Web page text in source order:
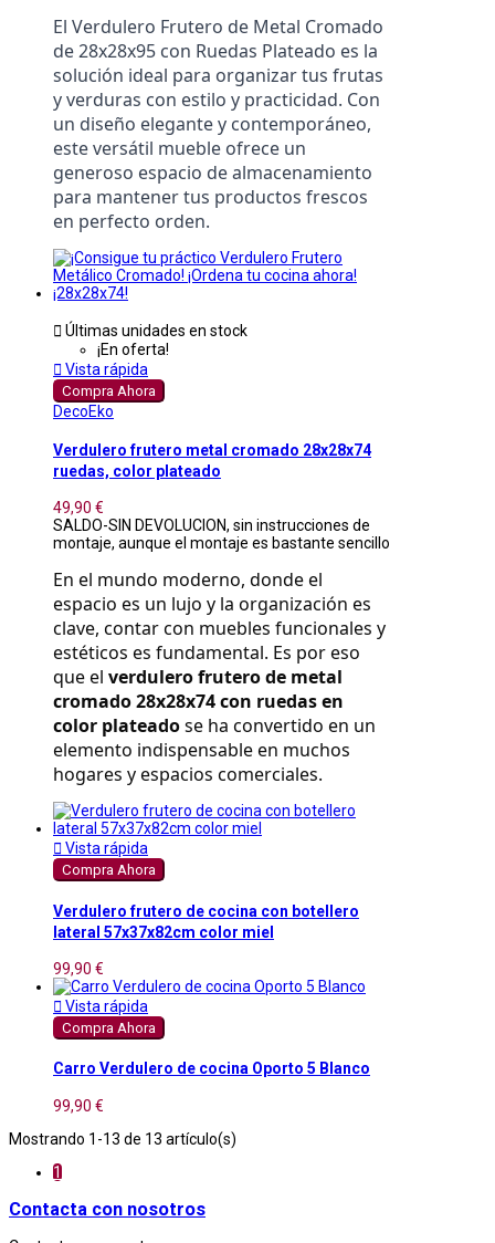
El Verdulero Frutero de Metal Cromado
de 28x28x95 con Ruedas Plateado es la
solución ideal para organizar tus frutas
y verduras con estilo y practicidad. Con
un diseño elegante y contemporáneo,
este versátil mueble ofrece un
generoso espacio de almacenamiento
para mantener tus productos frescos
en perfecto orden.
 Últimas unidades en stock
¡En oferta!
 Vista rápida
Compra Ahora
DecoEko
Verdulero frutero metal cromado 28x28x74
ruedas, color plateado
49,90 €
SALDO-SIN DEVOLUCION, sin instrucciones de
montaje, aunque el montaje es bastante sencillo
En el mundo moderno, donde el
espacio es un lujo y la organización es
clave, contar con muebles funcionales y
estéticos es fundamental. Es por eso
que el verdulero frutero de metal
cromado 28x28x74 con ruedas en
color plateado se ha convertido en un
elemento indispensable en muchos
hogares y espacios comerciales.
 Vista rápida
Compra Ahora
Verdulero frutero de cocina con botellero
lateral 57x37x82cm color miel
99,90 €
 Vista rápida
Compra Ahora
Carro Verdulero de cocina Oporto 5 Blanco
99,90 €
Mostrando 1-13 de 13 artículo(s)
1
Contacta con nosotros